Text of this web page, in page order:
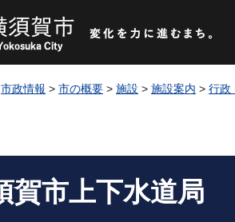
市政情報 > 市の概要 > 施設 > 施設案内 > 行政
賀市上下水道局